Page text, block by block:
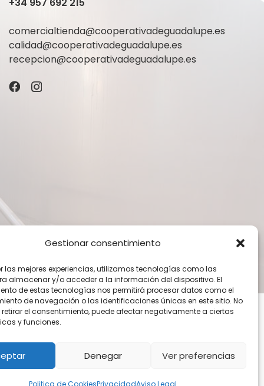
Gestionar consentimiento
las mejores experiencias, utilizamos tecnologías como las
almacenar y/o acceder a la información del dispositivo. El
de estas tecnologías nos permitirá procesar datos como el
de navegación o las identificaciones únicas en este sitio. No
el consentimiento, puede afectar negativamente a ciertas
y funciones.
Denegar Ver preferencias
Politica de CookiesPrivacidadAviso Legal
+34 957 692 215
comercialtienda@cooperativadeguadalupe.es
calidad@cooperativadeguadalupe.es
recepcion@cooperativadeguadalupe.es
JOTAS
Operativo FEDER de Andalucía 2014-2020,